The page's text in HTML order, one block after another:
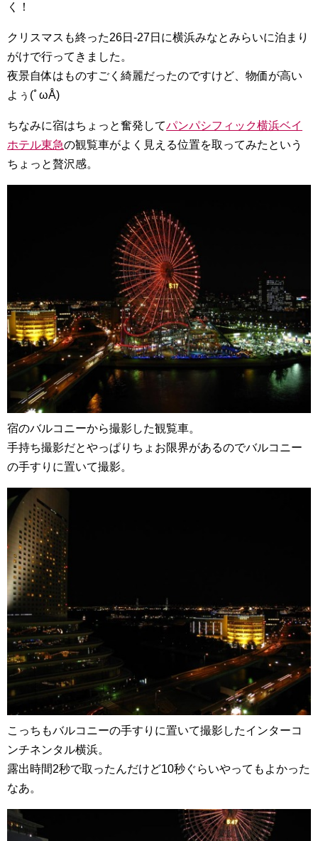
く！
クリスマスも終った26日-27日に横浜みなとみらいに泊まり
がけで行ってきました。
夜景自体はものすごく綺麗だったのですけど、物価が高い
よぅ(ﾟωÅ)
ちなみに宿はちょっと奮発してパンパシフィック横浜ベイ
ホテル東急の観覧車がよく見える位置を取ってみたという
ちょっと贅沢感。
宿のバルコニーから撮影した観覧車。
手持ち撮影だとやっぱりちょお限界があるのでバルコニー
の手すりに置いて撮影。
こっちもバルコニーの手すりに置いて撮影したインターコ
ンチネンタル横浜。
露出時間2秒で取ったんだけど10秒ぐらいやってもよかった
なあ。